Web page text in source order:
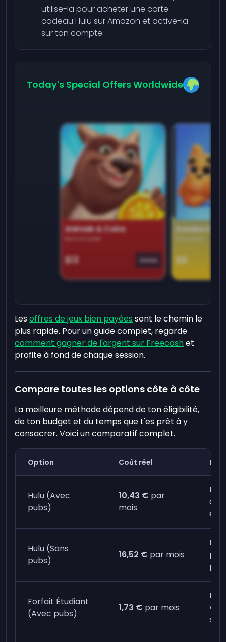
utilise-la pour acheter une carte
cadeau Hulu sur Amazon et active-la
sur ton compte.
Today's Special Offers Worldwide
Animals & Coins
Earn on side
$13 Game
Domino
$9
Lesoffres de jeux bien payées sont le chemin le
plus rapide. Pour un guide complet, regarde
comment gagner de l'argent sur Freecashet
profite à fond de chaque session.
Compare toutes les options côte à côte
La meilleure méthode dépend de ton éligibilité,
de ton budget et du temps que t'es prêt à y
consacrer. Voici un comparatif complet.
Option Coût réel
Hulu (Avec
pubs)
10,43 € par
mois
Hulu (Sans
pubs)
16,52 € par mois
Forfait Étudiant
(Avec pubs)
1,73 € par mois